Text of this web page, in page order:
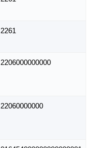
2261
2206000000000
22060000000